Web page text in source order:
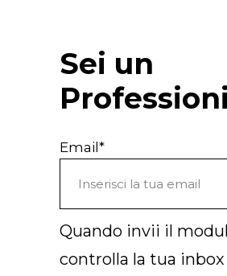
Cataloghi
Collezioni
Arco Collection
Collezione Frieze
Collezione Nouveau
Origami Collection
Sei un
Email*
Quando invii il
controlla la tua